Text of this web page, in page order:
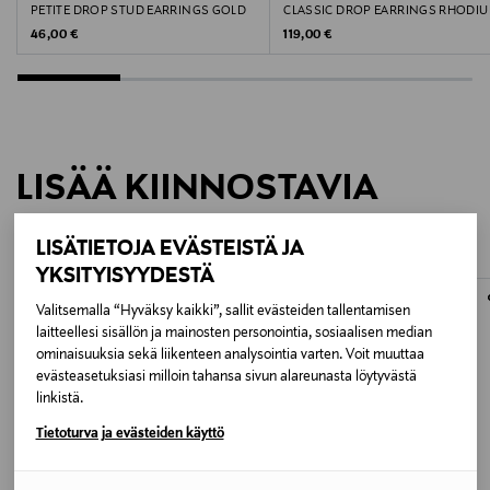
LISÄTIETOJA EVÄSTEISTÄ JA
YKSITYISYYDESTÄ
Valitsemalla “Hyväksy kaikki”, sallit evästeiden tallentamisen
laitteellesi sisällön ja mainosten personointia, sosiaalisen median
ominaisuuksia sekä liikenteen analysointia varten. Voit muuttaa
evästeasetuksiasi milloin tahansa sivun alareunasta löytyvästä
linkistä.
Tietoturva ja evästeiden käyttö
PETITE DROP STUD EARRINGS GOLD
Original Price
46,00 €
CLASSIC DROP EARRINGS
Original Price
119,00 €
LISÄÄ KIINNOSTAVIA
TUOTTEITA